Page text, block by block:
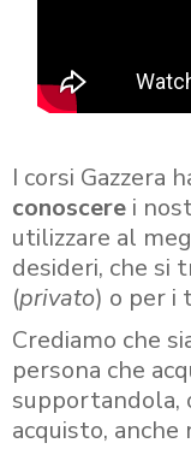
I corsi Gazzera
conoscere i
utilizzare al
desideri, che si
(privato) o per i
Crediamo che
persona che
supportandola,
acquisto,